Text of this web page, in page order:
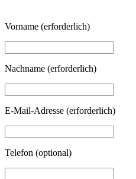
Vorname (erforderlich)
Nachname (erforderlich)
E-Mail-Adresse (erforderlich)
Telefon (optional)